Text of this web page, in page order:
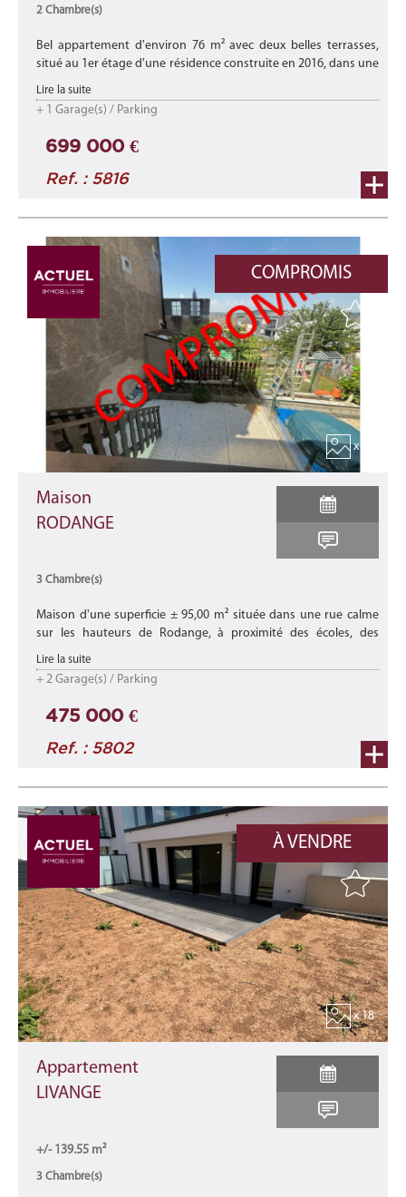
2 Chambre(s)
Bel appartement d'environ 76 m² avec deux belles terrasses,
situé au 1er étage d'une résidence construite en 2016, dans une
rue calme à Differdange.
Idéalement situé, il se trouve à pro ...
Lire la suite
+ 1 Garage(s) / Parking
699 000 €
Ref. : 5816
COMPROMIS
x 14
Maison
RODANGE
3 Chambre(s)
Maison d'une superficie ± 95,00 m² située dans une rue calme
sur les hauteurs de Rodange, à proximité des écoles, des
commerces et de toutes les commodités. Elle offre à ses
occupants un cadre ...
Lire la suite
+ 2 Garage(s) / Parking
475 000 €
Ref. : 5802
À VENDRE
x 18
Appartement
LIVANGE
+/- 139.55 m²
3 Chambre(s)